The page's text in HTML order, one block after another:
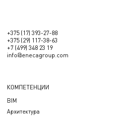
+375 (17) 393-27-88
+375 (29) 117-38-63
+7 (499) 348 23 19
info@enecagroup.com
КОМПЕТЕНЦИИ
BIM
Архитектура